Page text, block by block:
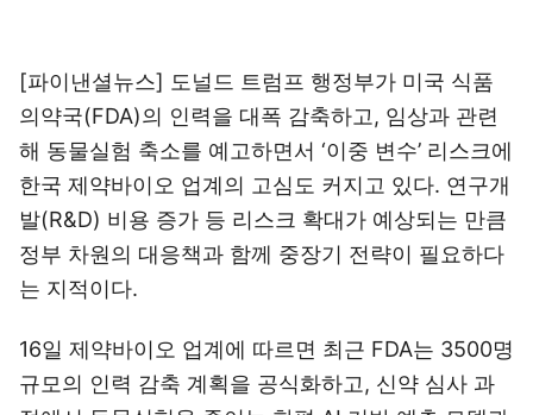
[파이낸셜뉴스] 도널드 트럼프 행정부가 미국 식품
의약국(FDA)의 인력을 대폭 감축하고, 임상과 관련
해 동물실험 축소를 예고하면서 ‘이중 변수’ 리스크에
한국 제약바이오 업계의 고심도 커지고 있다. 연구개
발(R&D) 비용 증가 등 리스크 확대가 예상되는 만큼
정부 차원의 대응책과 함께 중장기 전략이 필요하다
는 지적이다.
16일 제약바이오 업계에 따르면 최근 FDA는 3500명
규모의 인력 감축 계획을 공식화하고, 신약 심사 과